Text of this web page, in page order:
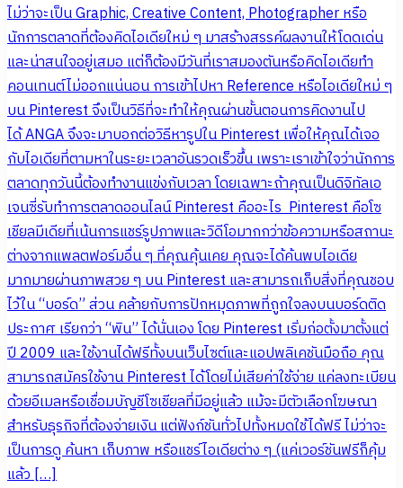
ไม่ว่าจะเป็น Graphic, Creative Content, Photographer หรือ
นักการตลาดที่ต้องคิดไอเดียใหม่ ๆ มาสร้างสรรค์ผลงานให้โดดเด่น
และน่าสนใจอยู่เสมอ แต่ก็ต้องมีวันที่เราสมองตันหรือคิดไอเดียทำ
คอนเทนต์ไม่ออกแน่นอน การเข้าไปหา Reference หรือไอเดียใหม่ ๆ
บน Pinterest จึงเป็นวิธีที่จะทำให้คุณผ่านขั้นตอนการคิดงานไป
ได้ ANGA จึงจะมาบอกต่อวิธีหารูปใน Pinterest เพื่อให้คุณได้เจอ
กับไอเดียที่ตามหาในระยะเวลาอันรวดเร็วขึ้น เพราะเราเข้าใจว่านักการ
ตลาดทุกวันนี้ต้องทำงานแข่งกับเวลา โดยเฉพาะถ้าคุณเป็นดิจิทัลเอ
เจนซี่รับทำการตลาดออนไลน์ Pinterest คืออะไร Pinterest คือโซ
เชียลมีเดียที่เน้นการแชร์รูปภาพและวิดีโอมากกว่าข้อความหรือสถานะ
ต่างจากแพลตฟอร์มอื่น ๆ ที่คุณคุ้นเคย คุณจะได้ค้นพบไอเดีย
มากมายผ่านภาพสวย ๆ บน Pinterest และสามารถเก็บสิ่งที่คุณชอบ
ไว้ใน “บอร์ด” ส่วน คล้ายกับการปักหมุดภาพที่ถูกใจลงบนบอร์ดติด
ประกาศ เรียกว่า “พิน” ได้นั่นเอง โดย Pinterest เริ่มก่อตั้งมาตั้งแต่
ปี 2009 และใช้งานได้ฟรีทั้งบนเว็บไซต์และแอปพลิเคชันมือถือ คุณ
สามารถสมัครใช้งาน Pinterest ได้โดยไม่เสียค่าใช้จ่าย แค่ลงทะเบียน
ด้วยอีเมลหรือเชื่อมบัญชีโซเชียลที่มีอยู่แล้ว แม้จะมีตัวเลือกโฆษณา
สำหรับธุรกิจที่ต้องจ่ายเงิน แต่ฟังก์ชันทั่วไปทั้งหมดใช้ได้ฟรี ไม่ว่าจะ
เป็นการดู ค้นหา เก็บภาพ หรือแชร์ไอเดียต่าง ๆ (แค่เวอร์ชันฟรีก็คุ้ม
แล้ว […]